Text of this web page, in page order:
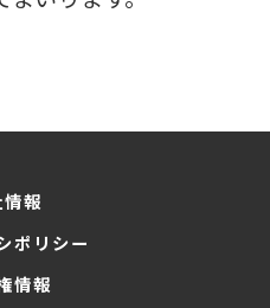
報
ポリシー
情報